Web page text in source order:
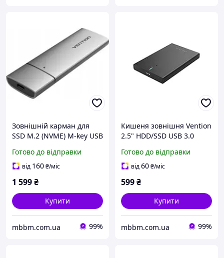
Зовнішній карман для
SSD M.2 (NVME) M-key USB
newyork
Готово до відправки
від 160₴/міс
1 599₴
Купити
mbbm.com.ua 99%
Кишеня зовнішня Vention
2.5" HDD/SSD USB 3.0
Готово до відправки
від60₴/міс
599₴
Купити
mbbm.com.ua 99%